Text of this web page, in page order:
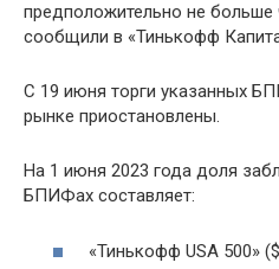
предположительно не больше
сообщили в «Тинькофф
С 19 июня торги указанных
рынке приостановлены.
На 1 июня 2023 года доля
БПИФах составляет:
«Тинькофф USA 500»